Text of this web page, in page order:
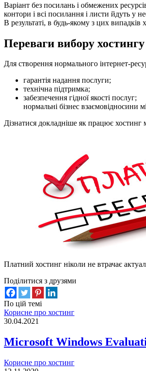
Варіант без посилань і обмежених
контори і всі посилання і листи йдуть у
В результаті, в будь-якому з цих
Переваги вибору хостингу
Для створення нормального інтернет-
гарантія надання послуги;
технічна підтримка;
забезпечення гідної якості послуг;
нормальні бізнес взаємовідносини
Дізнатися докладніше як працює хостинг
Платний хостинг ніколи не втрачає
Поділитися з друзями
По цій темі
Корисне про хостинг
30.04.2021
Microsoft Windows
Корисне про хостинг